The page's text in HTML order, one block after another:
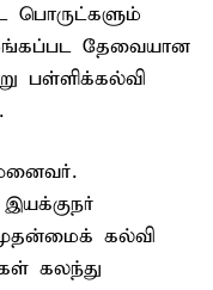
பொருட்களும்
தேவையான
பள்ளிக்கல்வி
கல்வி
கலந்து